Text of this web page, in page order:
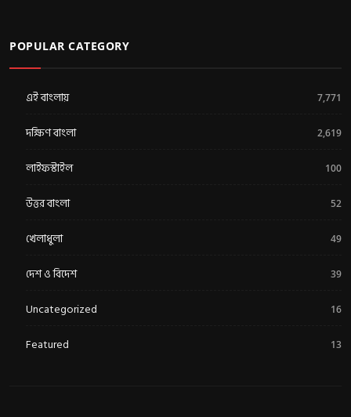
POPULAR CATEGORY
এই বাংলায় 7,771
দক্ষিণ বাংলা 2,619
লাইফস্টাইল 100
উত্তর বাংলা 52
খেলাধুলা 49
দেশ ও বিদেশ 39
Uncategorized 16
Featured 13